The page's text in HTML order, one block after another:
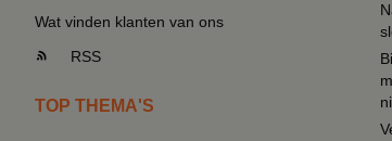
Wat vinden klanten van ons
RSS
TOP THEMA'S